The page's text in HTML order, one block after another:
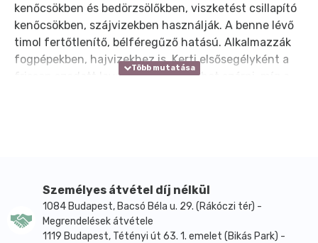
kenőcsökben és bedörzsölőkben, viszketést csillapító
kenőcsökben, szájvizekben használják. A benne lévő
timol fertőtlenítő, bélféregűző hatású. Alkalmazzák
fogpépekben, hajvizekhez is. Kerti elsősegélyként a
frissen szedett leveleket a sebre lehet szórni, míg a
Személyes átvétel díj nélkül
1084 Budapest, Bacsó Béla u. 29. (Rákóczi tér) -
Megrendelések átvétele
1119 Budapest, Tétényi út 63. 1. emelet (Bikás Park) -